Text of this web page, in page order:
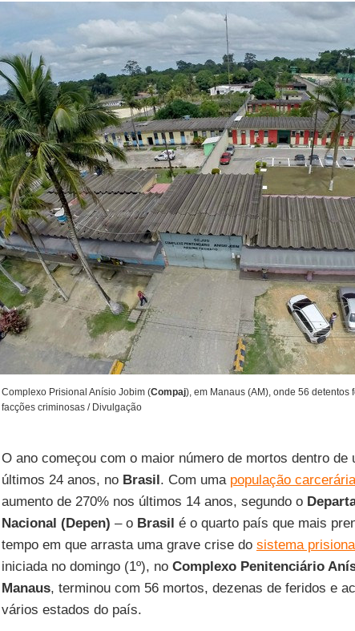
Complexo Prisional Anísio Jobim (Compaj), em Manaus (AM), onde 56
facções criminosas / Divulgação
O ano começou com o maior número de mortos dentro de
últimos 24 anos, no Brasil. Com uma população carcerária
aumento de 270% nos últimos 14 anos, segundo o
Nacional (Depen) – o Brasil é o quarto país que mais
tempo em que arrasta uma grave crise do sistema
iniciada no domingo (1º), no Complexo Penitenciário
Manaus, terminou com 56 mortos, dezenas de feridos e
vários estados do país.